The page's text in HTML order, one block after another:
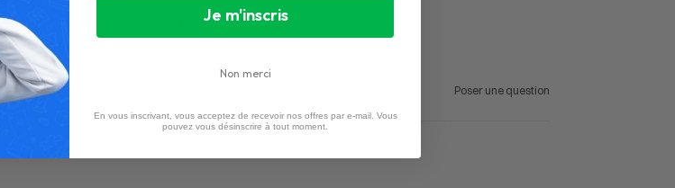
Poser une question
Je m'inscris
Non merci
En vous inscrivant, vous acceptez de recevoir nos offres par e-mail. Vous
pouvez vous désinscrire à tout moment.